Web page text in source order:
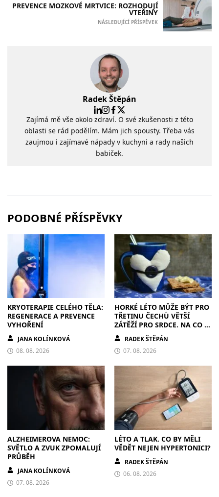
PREVENCE MOZKOVÉ MRTVICE: ROZHODUJÍ
VTEŘINY
NÁSLEDUJÍCÍ PŘÍSPĚVEK
Radek Štěpán
Zajímá mě vše okolo zdraví. O své zkušenosti z této
oblasti se rád podělím. Mám jich spousty. Třeba vás
zaujmou i zajímavé nápady v kuchyni a rady našich
babiček.
PODOBNÉ PŘÍSPĚVKY
KRYOTERAPIE CELÉHO TĚLA:
REGENERACE A PREVENCE
VYHOŘENÍ
JANA KOLÍNKOVÁ
08. 08. 2026
HORKÉ LÉTO MŮŽE BÝT PRO
TŘETINU ČECHŮ VĚTŠÍ
ZÁTĚŽÍ PRO SRDCE. NA CO SI
DÁT POZOR?
RADEK ŠTĚPÁN
07. 08. 2026
ALZHEIMEROVA NEMOC:
SVĚTLO A ZVUK ZPOMALUJÍ
PRŮBĚH
JANA KOLÍNKOVÁ
07. 08. 2026
LÉTO A TLAK. CO BY MĚLI
VĚDĚT NEJEN HYPERTONICI?
RADEK ŠTĚPÁN
06. 08. 2026